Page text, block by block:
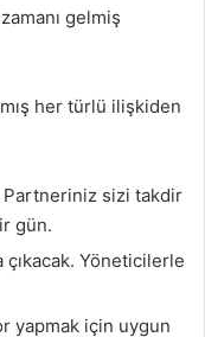
gelmiş
her türlü ilişkiden
sizi takdir
gün.
Yöneticilerle
yapmak için uygun